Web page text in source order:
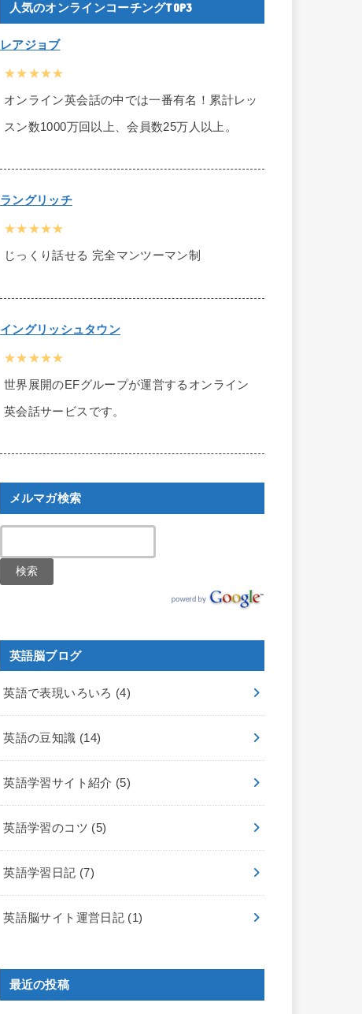
人気のオンラインコーチングTOP3
レアジョブ
★★★★★
オンライン英会話の中では一番有名！累計レッ
スン数1000万回以上、会員数25万人以上。
ラングリッチ
★★★★★
じっくり話せる 完全マンツーマン制
イングリッシュタウン
★★★★★
世界展開のEFグループが運営するオンライン
英会話サービスです。
メルマガ検索
英語脳ブログ
英語で表現いろいろ (4)
英語の豆知識 (14)
英語学習サイト紹介 (5)
英語学習のコツ (5)
英語学習日記 (7)
英語脳サイト運営日記 (1)
最近の投稿